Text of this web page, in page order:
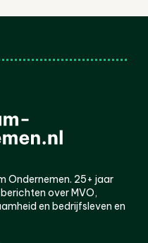
Ondernemen. 25+ jaar
over MVO,
en bedrijfsleven en